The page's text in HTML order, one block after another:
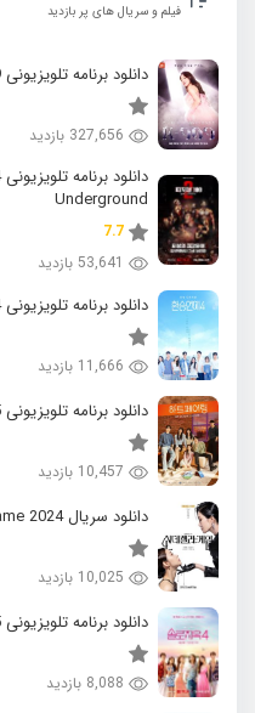
فیلم و سریال های پر بازدید
دانلود برنامه تلویزیونی K 909 2022 Music Universe K 909
327,656 بازدید
Underground
7.7
53,641 بازدید
دانلود برنامه تلویزیونی EXchange Season 4
11,666 بازدید
دانلود برنامه تلویزیونی 2025 Heart Pairing
10,457 بازدید
دانلود سریال 2024 Cinderella Game
10,025 بازدید
دانلود برنامه تلویزیونی 2025 Single s Inferno Season 4
8,088 بازدید